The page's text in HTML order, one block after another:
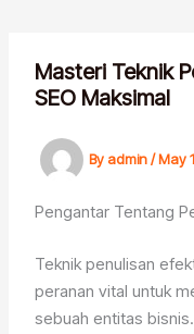
contentMasteri Teknik
SEO Maksimal
Byadmin/May
Pengantar Tentang
Teknik penulisan
peranan vital untuk
sebuah entitas